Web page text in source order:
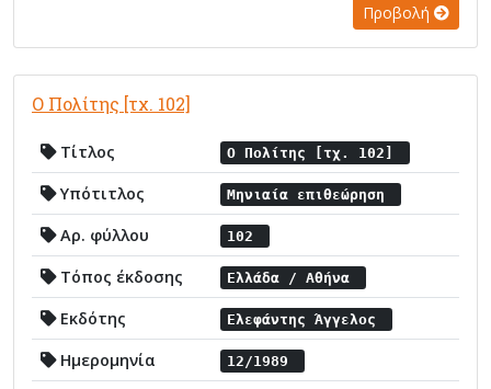
Προβολή
Ο Πολίτης [τχ. 102]
Τίτλος Ο Πολίτης [τχ. 102]
Υπότιτλος Μηνιαία επιθεώρηση
Αρ. φύλλου 102
Τόπος έκδοσης Ελλάδα / Αθήνα
Εκδότης Ελεφάντης Άγγελος
Ημερομηνία 12/1989